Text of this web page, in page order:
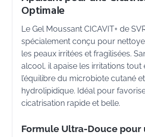
Optimale
Le Gel Moussant CICAVIT+ de
spécialement conçu pour
les peaux irritées et fragilisées.
alcool, il apaise les irritations tout
l’équilibre du microbiote cutané
hydrolipidique. Idéal pour
cicatrisation rapide et belle.
Formule Ultra-Douce pour